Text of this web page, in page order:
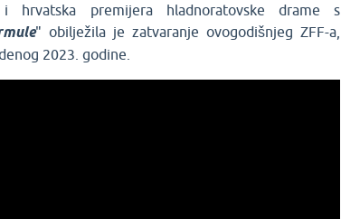
i hrvatska premijera hladnoratovske drame s
" obilježila je zatvaranje ovogodišnjeg ZFF-a,
2023. godine.